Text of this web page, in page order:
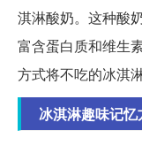
淇淋酸奶。这种酸
富含蛋白质和维生
方式将不吃的冰淇
冰淇淋趣味记忆